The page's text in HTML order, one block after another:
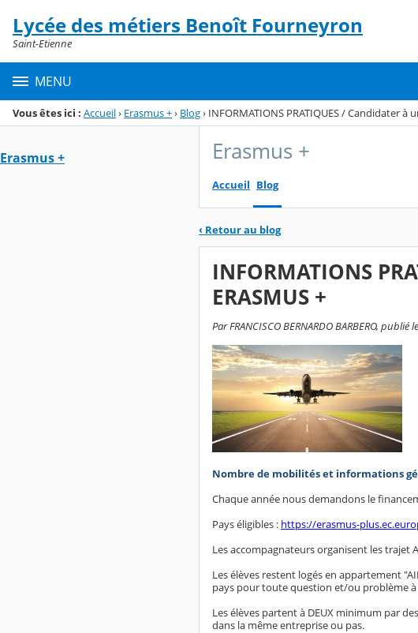
Menu de la rubrique
Contenu
Lycée des métiers Benoît Fourneyron
Saint-Etienne
MENU
Vous êtes ici : Accueil› Erasmus +› Blog› INFORMATIONS PRATIQUES / Candidater à
Erasmus + Erasmus +
Accueil Blog
‹ Retour au blog
INFORMATIONS
ERASMUS +
Par FRANCISCO BERNARDO BARBERO,
Nombre de mobilités et informations
Chaque année nous demandons le
Pays éligibles : https://erasmus-
Les accompagnateurs organisent les trajet
Les élèves restent logés en appartement
pays pour toute question et/ou problème à
Les élèves partent à DEUX minimum par
dans la même entreprise ou pas.